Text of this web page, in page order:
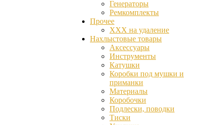
Генераторы
Ремкомплекты
Прочее
ХХХ на удаление
Нахлыстовые товары
Аксессуары
Инструменты
Катушки
Коробки под мушки и
приманки
Материалы
Коробочки
Подлески, поводки
Тиски